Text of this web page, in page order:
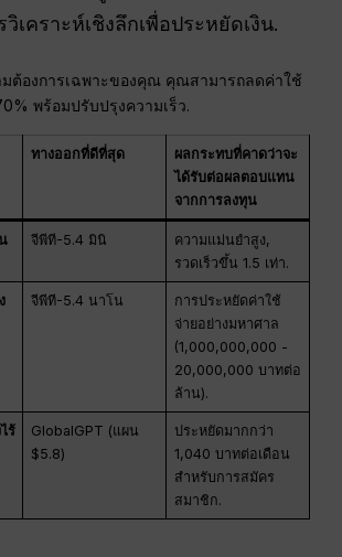
วิเคราะห์เชิงลึกเพื่อประหยัดเงิน.
มต้องการเฉพาะของคุณ คุณสามารถลดค่าใช้
พร้อมปรับปรุงความเร็ว.
ทางออกที่ดีที่สุด
ผลกระทบที่คาดว่าจะ
ได้รับต่อผลตอบแทน
จากการลงทุน
จีพีที-5.4 มินิ
ความแม่นยำสูง,
รวดเร็วขึ้น 1.5 เท่า.
จีพีที-5.4 นาโน
การประหยัดค่าใช้
จ่ายอย่างมหาศาล
(1,000,000,000 -
20,000,000 บาทต่อ
ล้าน).
ร้
GlobalGPT (แผน
$5.8)
ประหยัดมากกว่า
1,040 บาทต่อเดือน
สำหรับการสมัคร
สมาชิก.